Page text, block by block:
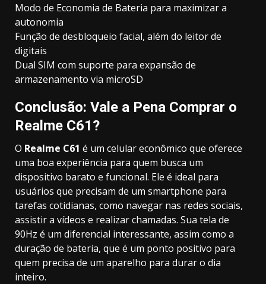
Modo de Economia de Bateria para maximizar a
autonomia
Função de desbloqueio facial, além do leitor de
digitais
Dual SIM com suporte para expansão de
armazenamento via microSD
Conclusão: Vale a Pena Comprar o
Realme C61?
O Realme C61 é um celular econômico que oferece
uma boa experiência para quem busca um
dispositivo barato e funcional. Ele é ideal para
usuários que precisam de um smartphone para
tarefas cotidianas, como navegar nas redes sociais,
assistir a vídeos e realizar chamadas. Sua tela de
90Hz é um diferencial interessante, assim como a
duração de bateria, que é um ponto positivo para
quem precisa de um aparelho para durar o dia
inteiro.